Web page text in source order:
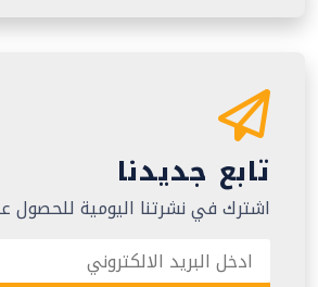
تابع جديدنا
اشترك في نشرتنا اليومية للحصول